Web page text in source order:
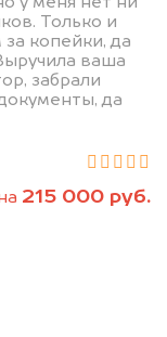
Только и
за копейки, да
ваша
забрали
да
215 000 руб.
на